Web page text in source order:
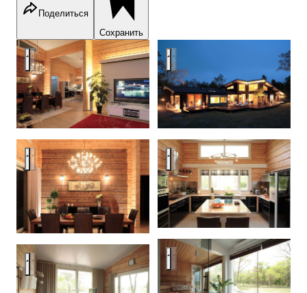
Поделиться
Сохранить
Проект «С видом на Фудзи» Проект «С видом на Фудзи»
Проект «С видом на Фудзи» Проект «С видом на Фудзи»
Проект «С видом на Фудзи»
Проект «С видом на Фудзи»